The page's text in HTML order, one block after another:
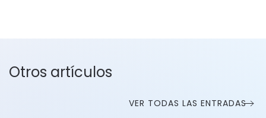
Otros artículos
VER TODAS LAS ENTRADAS